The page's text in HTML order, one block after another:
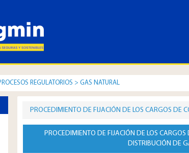
REGULATORIOS > GAS NATURAL
PROCEDIMIENTO DE FIJACIÓN DE LOS CARGOS DE
DISTRIBUCIÓN DE GAS NATURAL DE ICA
​​​​​PROCEDIMIENTO DE FIJACIÓN DE LOS
DISTRIBUCIÓN DE